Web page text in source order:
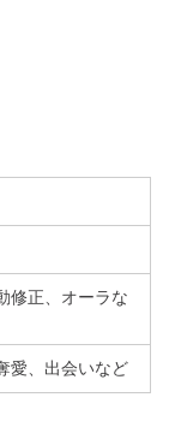
修正、オーラな
愛、出会いなど